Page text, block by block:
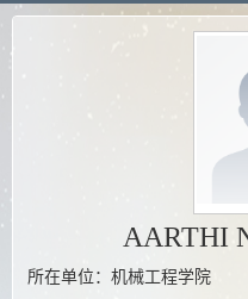
AARTHI
所在单位：机械工程学院